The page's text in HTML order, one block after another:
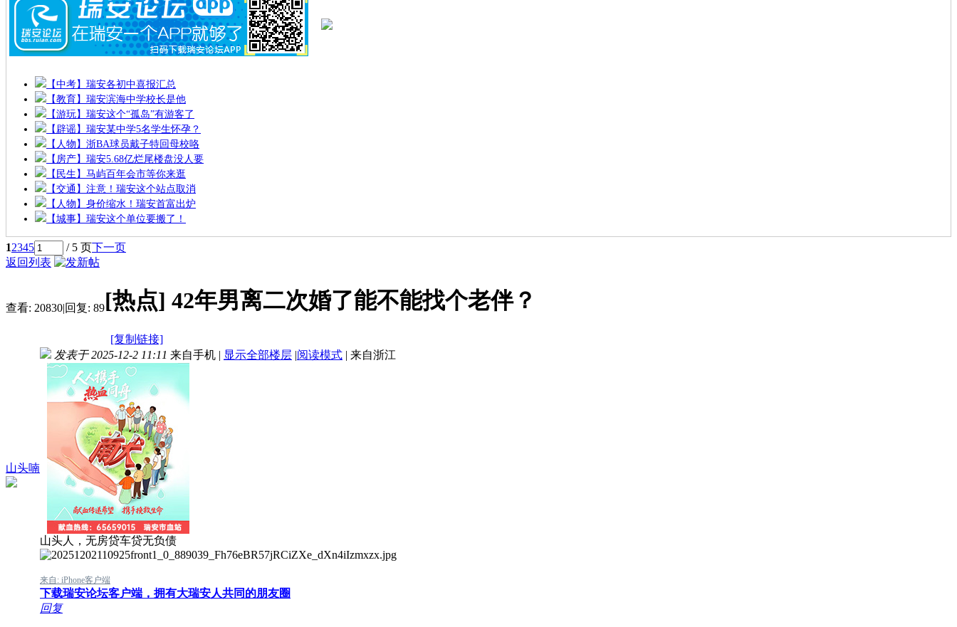
【中考】瑞安各初中喜报汇总
【教育】瑞安滨海中学校长是他
【游玩】瑞安这个“孤岛”有游客了
【辟谣】瑞安某中学5名学生怀孕？
【人物】浙BA球员戴子特回母校咯
【房产】瑞安5.68亿烂尾楼盘没人要
【民生】马屿百年会市等你来逛
【交通】注意！瑞安这个站点取消
【人物】身价缩水！瑞安首富出炉
【城事】瑞安这个单位要搬了！
12345 / 5 页下一页
返回列表
查看: 20830|回复: 89[热点] 42年男离二次婚了能不能找个老伴？
[复制链接]
山头喃
发表于 2025-12-2 11:11 来自手机 | 显示全部楼层 |阅读模式 | 来自浙江
山头人，无房贷车贷无负债
来自: iPhone客户端
下载瑞安论坛客户端，拥有大瑞安人共同的朋友圈
回复